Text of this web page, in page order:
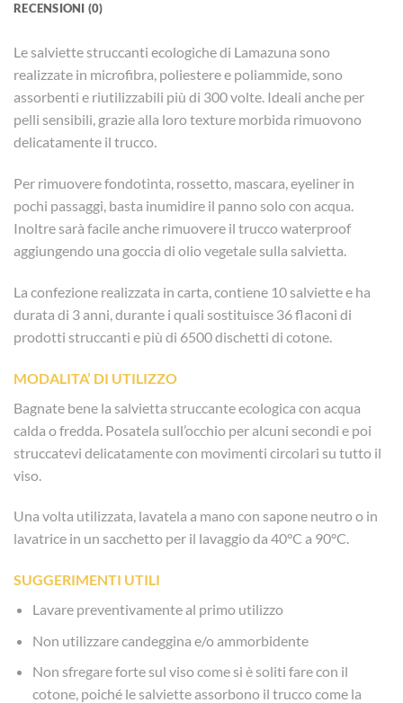
RECENSIONI (0)
Le salviette struccanti ecologiche di Lamazuna sono
realizzate in microfibra, poliestere e poliammide, sono
assorbenti e riutilizzabili più di 300 volte. Ideali anche per
pelli sensibili, grazie alla loro texture morbida rimuovono
delicatamente il trucco.
Per rimuovere fondotinta, rossetto, mascara, eyeliner in
pochi passaggi, basta inumidire il panno solo con acqua.
Inoltre sarà facile anche rimuovere il trucco waterproof
aggiungendo una goccia di olio vegetale sulla salvietta.
La confezione realizzata in carta, contiene 10 salviette e ha
durata di 3 anni, durante i quali sostituisce 36 flaconi di
prodotti struccanti e più di 6500 dischetti di cotone.
MODALITA’ DI UTILIZZO
Bagnate bene la salvietta struccante ecologica con acqua
calda o fredda. Posatela sull’occhio per alcuni secondi e poi
struccatevi delicatamente con movimenti circolari su tutto il
viso.
Una volta utilizzata, lavatela a mano con sapone neutro o in
lavatrice in un sacchetto per il lavaggio da 40°C a 90°C.
SUGGERIMENTI UTILI
Lavare preventivamente al primo utilizzo
Non utilizzare candeggina e/o ammorbidente
Non sfregare forte sul viso come si è soliti fare con il
cotone, poiché le salviette assorbono il trucco come la